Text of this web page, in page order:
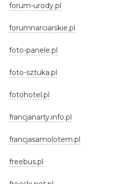
forum-urody.pl
forumnarciarskie.pl
foto-panele.pl
foto-sztuka.pl
fotohotel.pl
francjanarty.info.pl
francjasamolotem.pl
freebus.pl